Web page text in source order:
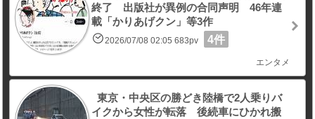
終了 出版社が異例の合同声明 46年連
載「かりあげクン」等3作
2026/07/08 02:05 683pv 4件
エンタメ
東京・中央区の勝どき陸橋で2人乗りバ
イクから女性が転落 後続車にひかれ搬